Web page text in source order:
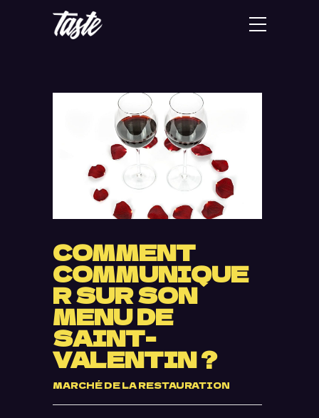
COMMENT
COMMUNIQUE
R SUR SON
MENU DE
SAINT-
VALENTIN ?
MARCHÉ DE LA RESTAURATION